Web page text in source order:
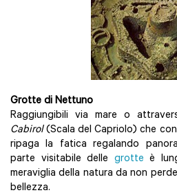
Grotte di Nettuno
Raggiungibili via mare o
Cabirol(Scala del Capriolo) che
ripaga la fatica regalando
parte visitabile delle grotte è
meraviglia della natura da non
bellezza.